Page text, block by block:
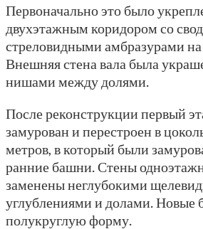
Первоначально это было
двухэтажным коридором со
стреловидными амбразурами на
Внешняя стена вала была
нишами между долями.
После реконструкции первый
замурован и перестроен в
метров, в который были
ранние башни. Стены
заменены неглубокими
углублениями и долами. Новые
полукруглую форму.